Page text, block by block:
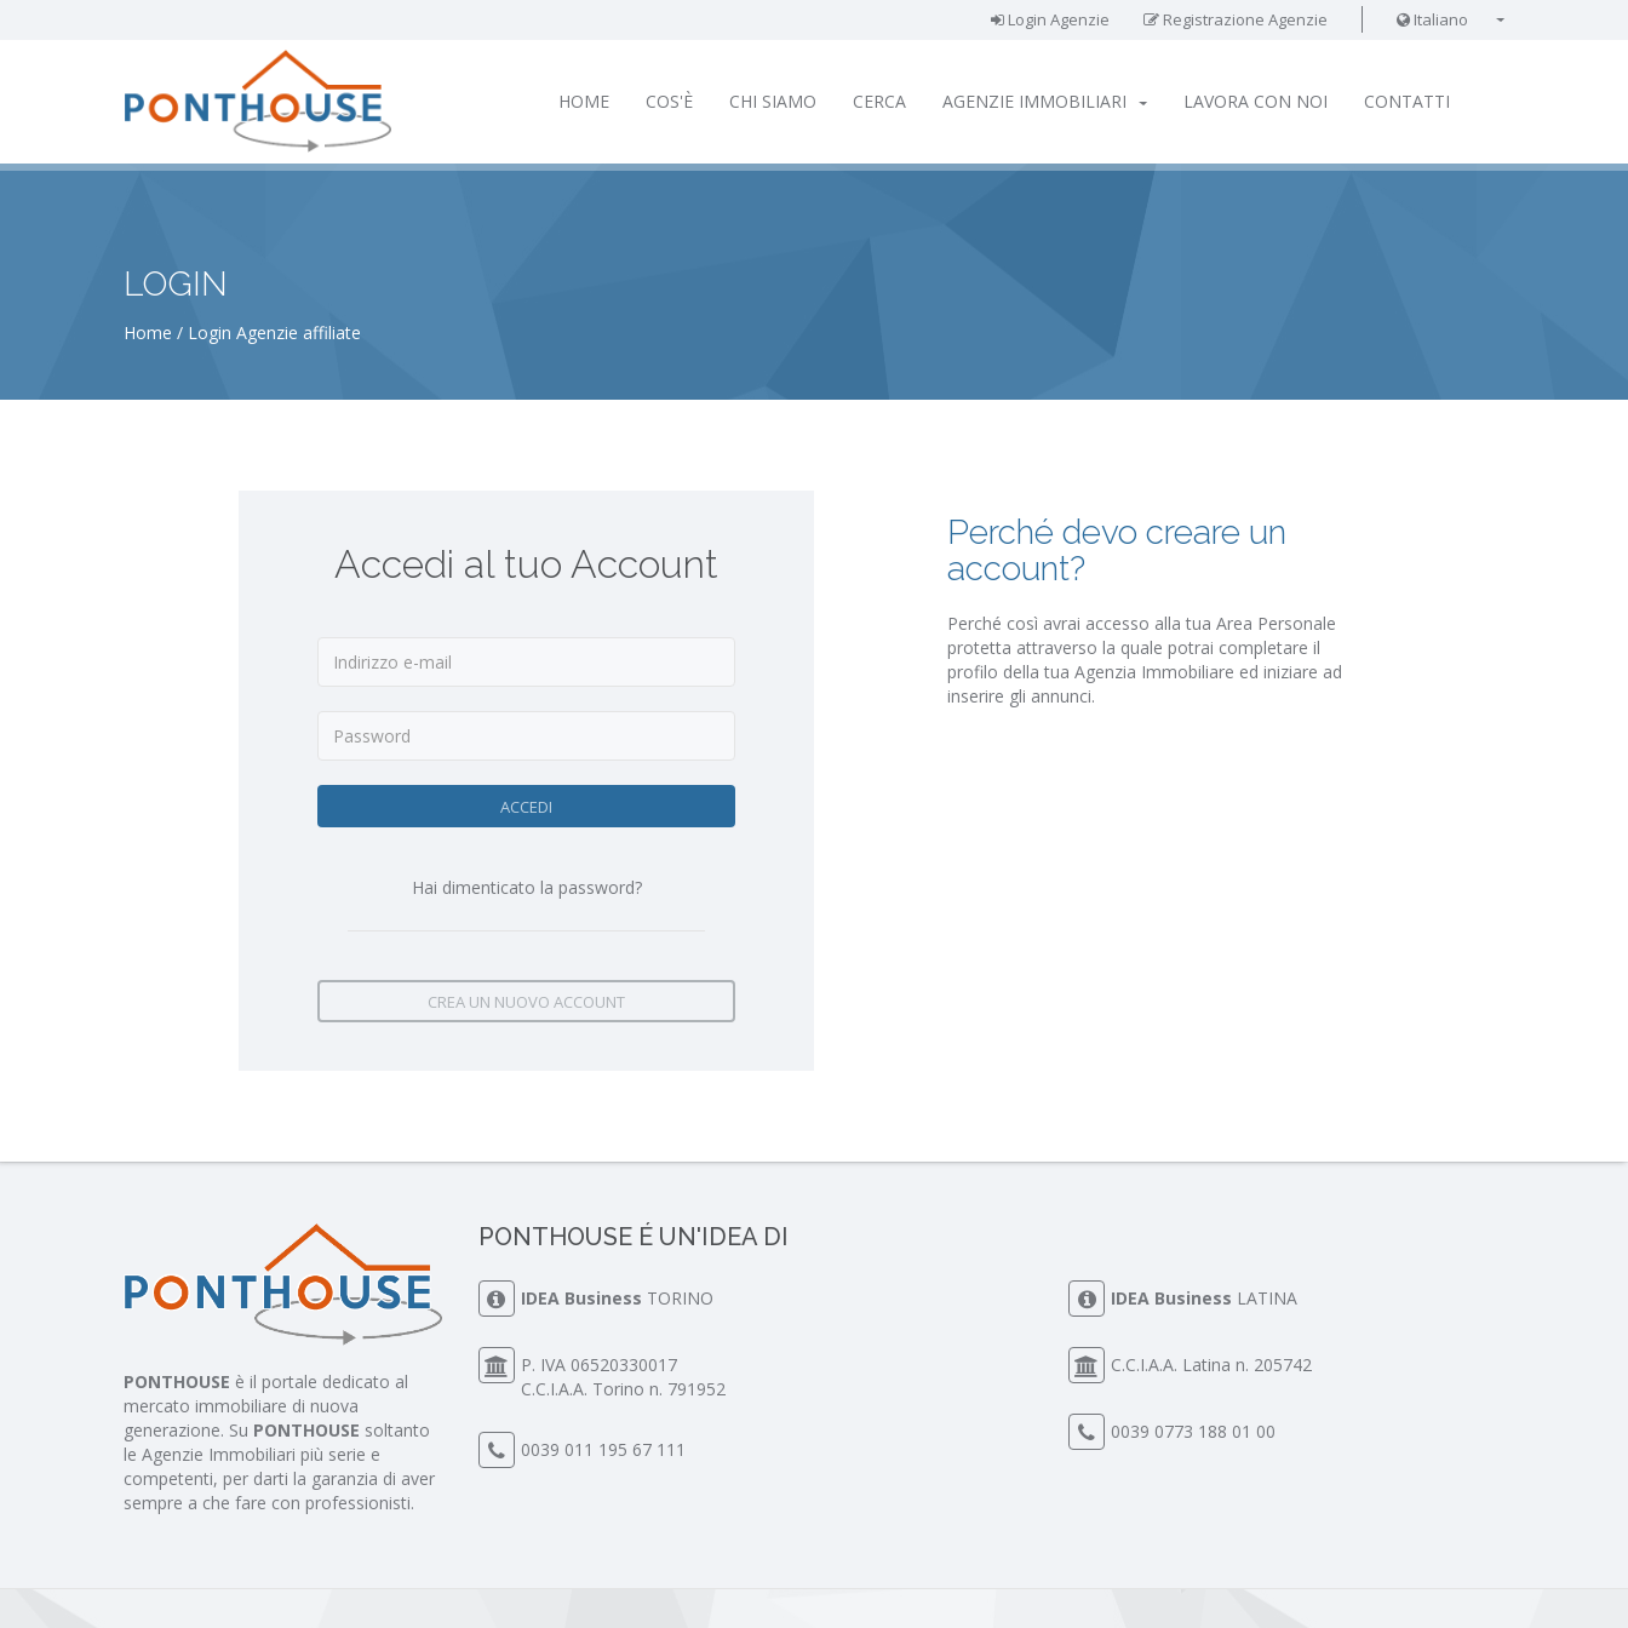
Login Agenzie Registrazione Agenzie
Italiano
HOME COS'È CHI SIAMO CERCA AGENZIE IMMOBILIARI LAVORA CON NOI CONTATTI
LOGIN
Home Login Agenzie affiliate
Accedi al tuo Account
ACCEDI
Hai dimenticato la password?
CREA UN NUOVO ACCOUNT
Perché devo creare un
account?
Perché così avrai accesso alla tua Area Personale
protetta attraverso la quale potrai completare il
profilo della tua Agenzia Immobiliare ed iniziare ad
inserire gli annunci.
PONTHOUSE è il portale dedicato al
mercato immobiliare di nuova
generazione. Su PONTHOUSE soltanto
le Agenzie Immobiliari più serie e
competenti, per darti la garanzia di aver
sempre a che fare con professionisti.
PONTHOUSE É UN'IDEA DI
IDEA Business TORINO
P. IVA 06520330017
C.C.I.A.A. Torino n. 791952
0039 011 195 67 111
IDEA Business LATINA
C.C.I.A.A. Latina n. 205742
0039 0773 188 01 00